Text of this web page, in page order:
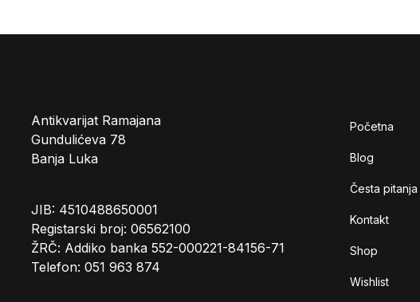
Antikvarijat Ramajana
Gundulićeva 78
Banja Luka
JIB: 4510488650001
Registarski broj: 06562100
ŽRČ: Addiko banka 552-000221-84156-71
Telefon: 051 963 874
Početna
Blog
Česta pitanja
Kontakt
Shop
Wishlist